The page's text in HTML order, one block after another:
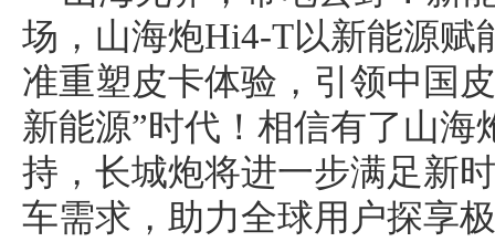
场，山海炮Hi4-T以新能源赋
准重塑皮卡体验，引领中国
新能源”时代！相信有了山海
持，长城炮将进一步满足新
车需求，助力全球用户探享